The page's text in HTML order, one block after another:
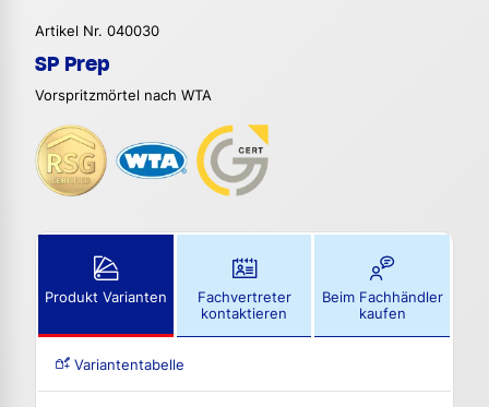
Artikel Nr. 040030
SP Prep
Vorspritzmörtel nach WTA
Produkt Varianten
Fachvertreter
kontaktieren
Beim Fachhändler
kaufen
Variantentabelle